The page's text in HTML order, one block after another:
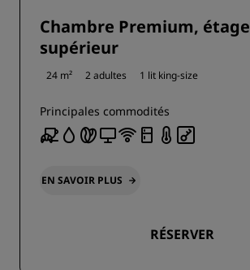
Chambre Premium, étage
supérieur
24 m² 2 adultes 1 lit king-size
Principales commodités
EN SAVOIR PLUS
RÉSERVER